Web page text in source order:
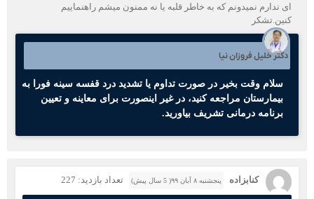
ای ندارم نمیدونم که به خاطر قلبه یا نه ممنون میشم راهنماییم
کنین.تشکر
دکتر خلیل فروزان نیا
سلام وقت بخیر در صورت تداوم یا تشدید درد قفسه سینه فورا به
بیمارستان مراجعه کنید، در غیر اینصورت برای معاینه و تعیین
برنامه درمانی تشریف بیاورید.
كنابزاده پنجشنبه ۸ آبان ۹۹( 5 سال پیش) تعداد بازدید: 227